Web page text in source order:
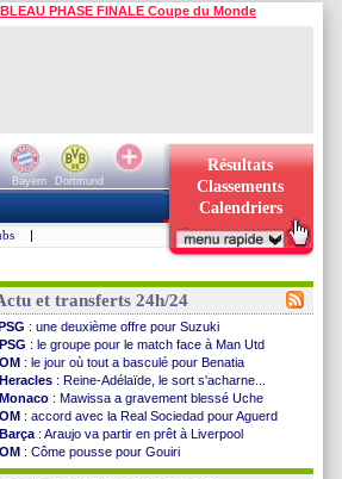
PHASE FINALE Coupe du Monde
Bayern
Dortmund
Résultats
Classements
Calendriers
|
et transferts 24h/24
: une deuxième offre pour Suzuki
PSG : le groupe pour le match face à Man Utd
OM : le jour où tout a basculé pour Benatia
Heracles : Reine-Adélaïde, le sort s'acharne...
Monaco : Mawissa a gravement blessé Uche
OM : accord avec la Real Sociedad pour Aguerd
Barça : Araujo va partir en prêt à Liverpool
OM : Côme pousse pour Gouiri
Man Utd: le groupe pour défier le PSG